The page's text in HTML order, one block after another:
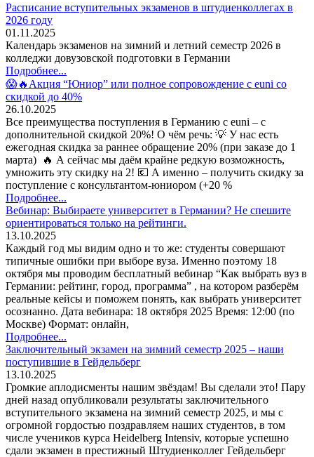
Расписание вступительных экзаменов в штудиенколлегах в
2026 году
01.11.2025
Календарь экзаменов на зимний и летний семестр 2026 в
колледжи довузовской подготовки в Германии
Подробнее...
😱🔥Акция “Юниор” или полное сопровождение с euni со
скидкой до 40%
26.10.2025
Все преимущества поступления в Германию с euni – с
дополнительной скидкой 20%! О чём речь: 💡 У нас есть
ежегодная скидка за раннее обращение 20% (при заказе до 1
марта) 🔥 А сейчас мы даём крайне редкую возможность,
умножить эту скидку на 2! 💶 А именно – получить скидку за
поступление с консультантом-юниором (+20 %
Подробнее...
Вебинар: Выбираете университет в Германии? Не спешите
ориентироваться только на рейтинги.
13.10.2025
Каждый год мы видим одно и то же: студенты совершают
типичные ошибки при выборе вуза. Именно поэтому 18
октября мы проводим бесплатный вебинар “Как выбрать вуз в
Германии: рейтинг, город, программа” , на котором разберём
реальные кейсы и поможем понять, как выбрать университет
осознанно. Дата вебинара: 18 октября 2025 Время: 12:00 (по
Москве) Формат: онлайн,
Подробнее...
Заключительный экзамен на зимний семестр 2025 – наши
поступившие в Гейдельберг
13.10.2025
Громкие аплодисменты нашим звёздам! Вы сделали это! Пару
дней назад опубликовали результаты заключительного
вступительного экзамена на зимний семестр 2025, и мы с
огромной гордостью поздравляем наших студентов, в том
числе учеников курса Heidelberg Intensiv, которые успешно
сдали экзамен в престижный Штудиенколлег Гейдельберг